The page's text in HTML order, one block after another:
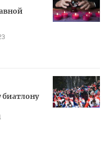
биатлону